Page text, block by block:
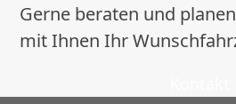
Gerne beraten und
mit Ihnen Ihr